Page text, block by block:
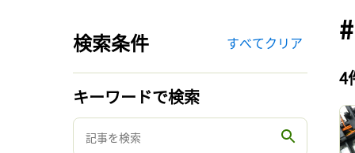
検索条件 すべてクリア
キーワードで検索
4